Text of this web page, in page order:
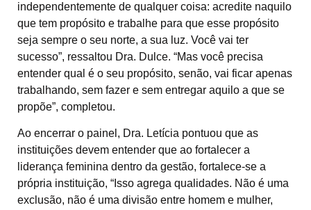
independentemente de qualquer coisa: acredite naquilo
que tem propósito e trabalhe para que esse propósito
seja sempre o seu norte, a sua luz. Você vai ter
sucesso”, ressaltou Dra. Dulce. “Mas você precisa
entender qual é o seu propósito, senão, vai ficar apenas
trabalhando, sem fazer e sem entregar aquilo a que se
propõe”, completou.
Ao encerrar o painel, Dra. Letícia pontuou que as
instituições devem entender que ao fortalecer a
liderança feminina dentro da gestão, fortalece-se a
própria instituição, “Isso agrega qualidades. Não é uma
exclusão, não é uma divisão entre homem e mulher,